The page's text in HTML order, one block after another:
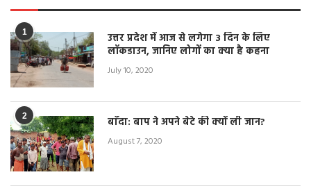
1
उत्तर प्रदेश में आज से लगेगा 3 दिन के लिए
लॉकडाउन, जानिए लोगों का क्या है कहना
July 10, 2020
2 बाँदा: बाप ने अपने बेटे की क्यों ली जान?
August 7, 2020